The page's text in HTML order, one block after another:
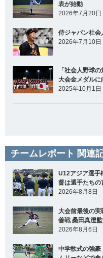
表が始動
2026年7月20日
侍ジャパン社会
2026年7月10日
「社会人野球
大会金メダルに
2025年10月1日
チームレポート 関連
U12アジア選手
督は選手たちの
2026年8月8日
大会前最後の実
善戦 桑田真澄
2026年8月6日
中学軟式の強豪